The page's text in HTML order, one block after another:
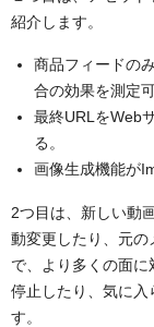
紹介します。
商品フィードの
合の効果を測定
最終URLをWeb
る。
画像生成機能が
2つ目は、新しい動
動変更したり、元の
で、より多くの面
停止したり、気に
す。